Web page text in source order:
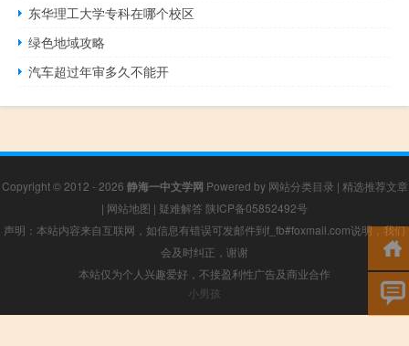
东华理工大学专科在哪个校区
绿色地域攻略
汽车超过年审多久不能开
Copyright © 2012 - 2026 静海一中文学网 Powered by 网站分类目录 | 精选推荐文章
| 网站地图 | 疑难解答 陕ICP备05852492号
声明：本站内容来自互联网，如信息有错误可发邮件到f_fb#foxmail.com说明，我们
会及时纠正，谢谢
本站仅为个人兴趣爱好，不接盈利性广告及商业合作
小男孩